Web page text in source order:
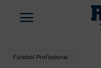
Futebol Profissional